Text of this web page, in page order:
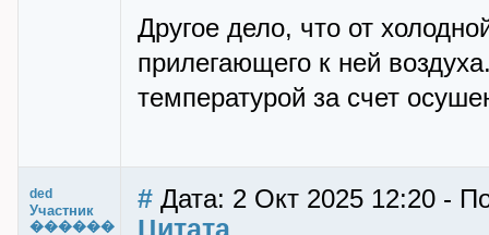
Другое дело, что от
прилегающего к ней
температурой за счет
ded
Участник
������
# Дата: 2 Окт 2025 12:20 -
Цитата